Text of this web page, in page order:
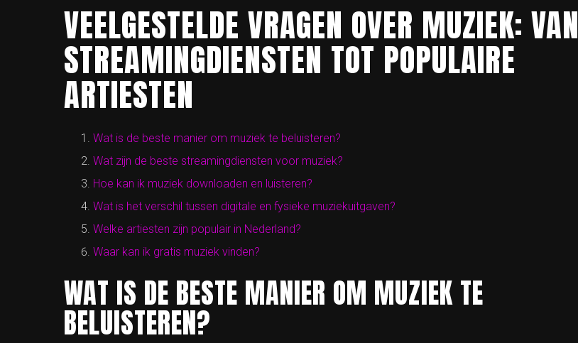
VEELGESTELDE VRAGEN OVER MUZIEK: VAN
STREAMINGDIENSTEN TOT POPULAIRE
ARTIESTEN
Wat is de beste manier om muziek te beluisteren?
Wat zijn de beste streamingdiensten voor muziek?
Hoe kan ik muziek downloaden en luisteren?
Wat is het verschil tussen digitale en fysieke muziekuitgaven?
Welke artiesten zijn populair in Nederland?
Waar kan ik gratis muziek vinden?
WAT IS DE BESTE MANIER OM MUZIEK TE
BELUISTEREN?